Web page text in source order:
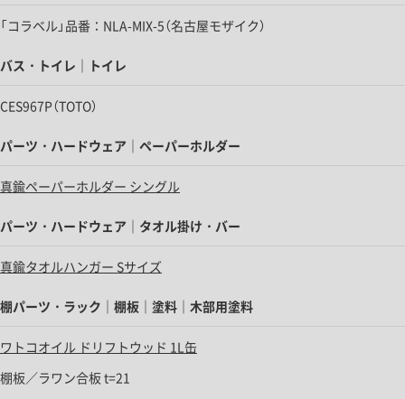
「コラベル」品番：NLA-MIX-5（名古屋モザイク）
バス・トイレ｜トイレ
CES967P（TOTO）
パーツ・ハードウェア｜ペーパーホルダー
真鍮ペーパーホルダー シングル
パーツ・ハードウェア｜タオル掛け・バー
真鍮タオルハンガー Sサイズ
棚パーツ・ラック｜棚板｜塗料｜木部用塗料
ワトコオイル ドリフトウッド 1L缶
棚板／ラワン合板 t=21